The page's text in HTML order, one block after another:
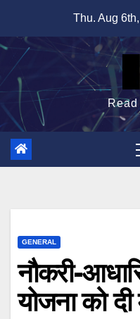
content
Thu. Aug
GENERAL
नौकरी-
योजना को